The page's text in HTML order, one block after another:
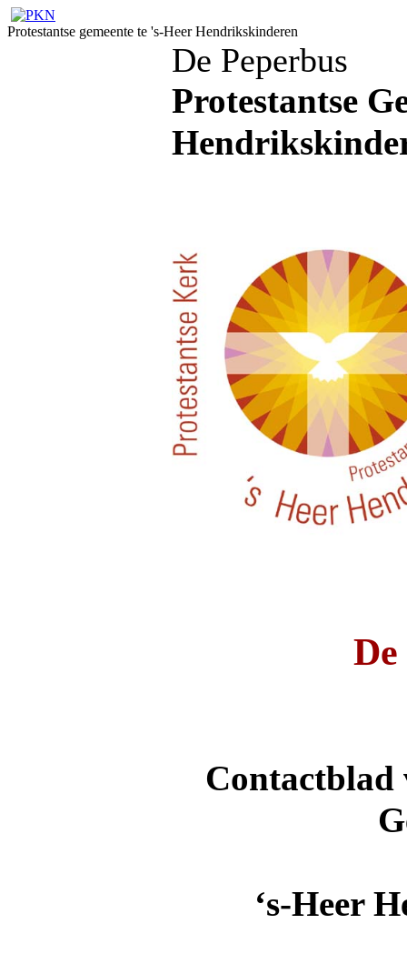
Protestantse gemeente te 's-Heer Hendrikskinderen
De Peperbus
Protestantse
Contactblad
‘s-Heer